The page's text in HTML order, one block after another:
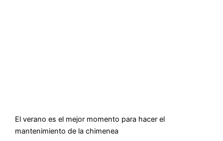
El verano es el mejor momento para hacer el
mantenimiento de la chimenea